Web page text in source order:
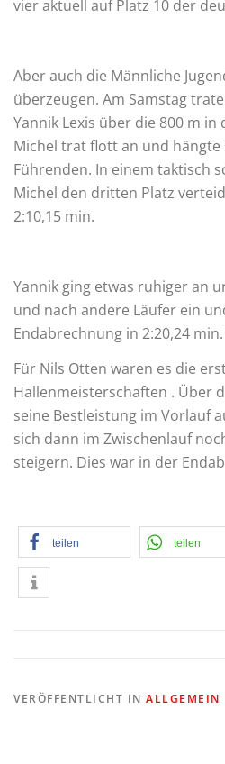
vier aktuell auf Platz 10 der
Aber auch die Männliche
überzeugen. Am Samstag
Yannik Lexis über die 800 m in
Michel trat flott an und hängte
Führenden. In einem taktisch
Michel den dritten Platz
2:10,15 min.
Yannik ging etwas ruhiger an
und nach andere Läufer ein
Endabrechnung in 2:20,24
Für Nils Otten waren es die
Hallenmeisterschaften . Über
seine Bestleistung im Vorlauf
sich dann im Zwischenlauf
steigern. Dies war in der
teilen teilen
VERÖFFENTLICHT IN ALLGEMEIN